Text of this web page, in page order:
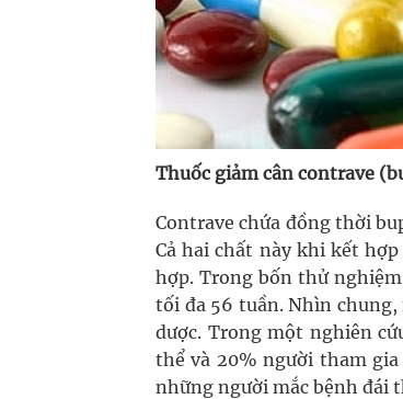
Thuốc giảm cân contrave
Contrave chứa đồng thời
Cả hai chất này khi kết
hợp. Trong bốn thử
tối đa 56 tuần. Nhìn
dược. Trong một nghiên
thể và 20% người tham
những người mắc bệnh đái